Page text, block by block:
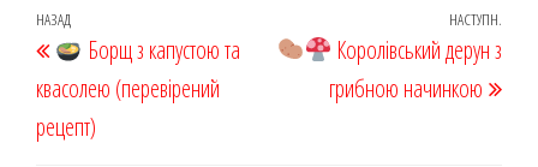
k on ис
Навігація
записів
Попередній
запис
НАЗАД
Борщ з капустою та
квасолею (перевірений
рецепт)
НАСТУПН.
Королівський дерун з
грибною начинкою